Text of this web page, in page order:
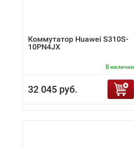
Коммутатор Huawei S310S-
10PN4JX
В наличии
32 045 руб.